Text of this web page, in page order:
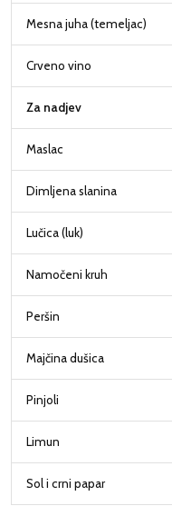
Mesna juha (temeljac)
Crveno vino
Za nadjev
Maslac
Dimljena slanina
Lučica (luk)
Namočeni kruh
Peršin
Majčina dušica
Pinjoli
Limun
Sol i crni papar